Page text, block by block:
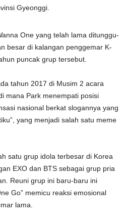
Gyeonggi.
One yang telah lama ditunggu-
besar di kalangan penggemar K-
puncak grup tersebut.
tahun 2017 di Musim 2 acara
mana Park menempati posisi
nasional berkat slogannya yang
yang menjadi salah satu meme
satu grup idola terbesar di Korea
EXO dan BTS sebagai grup pria
Reuni grup ini baru-baru ini
Go” memicu reaksi emosional
lama.